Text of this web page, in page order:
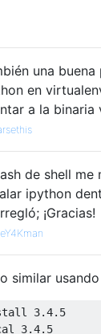
una
en
a la binaria
de shell
ipython
¡Gracias!
similar usando
3.4. 5
3.4. 5